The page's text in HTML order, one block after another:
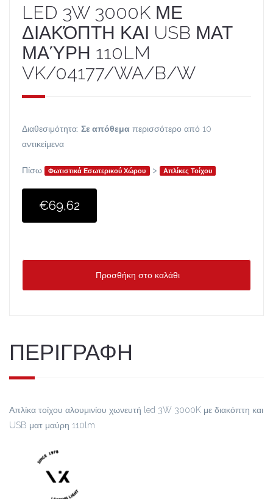
LED 3W 3000K ΜΕ
ΔΙΑΚΌΠΤΗ ΚΑΙ USB ΜΑΤ
ΜΑΎΡΗ 110LM
VK/04177/WA/B/W
Διαθεσιμότητα: Σε απόθεμα περισσότερο από 10
αντικείμενα
Πίσω Φωτιστικά Εσωτερικού Χώρου > Απλίκες Τοίχου
€69,62
Προσθήκη στο καλάθι
ΠΕΡΙΓΡΑΦΗ
Απλίκα τοίχου αλουμινίου χωνευτή led 3W 3000K με διακόπτη και
USB ματ μαύρη 110lm